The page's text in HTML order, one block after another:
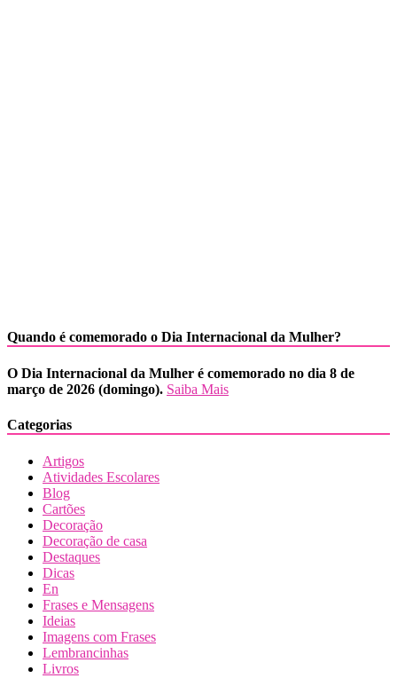
Quando é comemorado o Dia Internacional da Mulher?
O Dia Internacional da Mulher é comemorado no dia 8 de
março de 2026 (domingo). Saiba Mais
Categorias
Artigos
Atividades Escolares
Blog
Cartões
Decoração
Decoração de casa
Destaques
Dicas
En
Frases e Mensagens
Ideias
Imagens com Frases
Lembrancinhas
Livros